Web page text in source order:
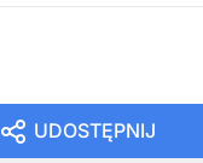
UDOSTĘPNIJ